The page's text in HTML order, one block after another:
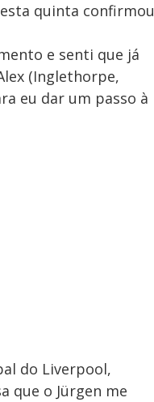
quinta confirmou
e senti que já
(Inglethorpe,
eu dar um passo à
do Liverpool,
que o Jürgen me